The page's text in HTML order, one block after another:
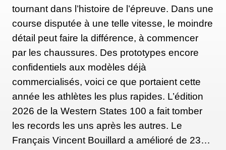
Flex:
Volume du chaussant : 99 mm
Poids : 1 590 grammes
22.5 - 27.5
Compatibilité : MNC, GripWalk (GW)
Catégorie: hybride
Idéales pour :
les skieuses alpins qui cherchent
occasionelement à s'amuser en freerando
tournant dans l’histoire de l’épreuve. Dans une
course disputée à une telle vitesse, le moindre
détail peut faire la différence, à commencer
par les chaussures. Des prototypes encore
confidentiels aux modèles déjà
commercialisés, voici ce que portaient cette
année les athlètes les plus rapides. L’édition
2026 de la Western States 100 a fait tomber
les records les uns après les autres. Le
Français Vincent Bouillard a amélioré de 23…